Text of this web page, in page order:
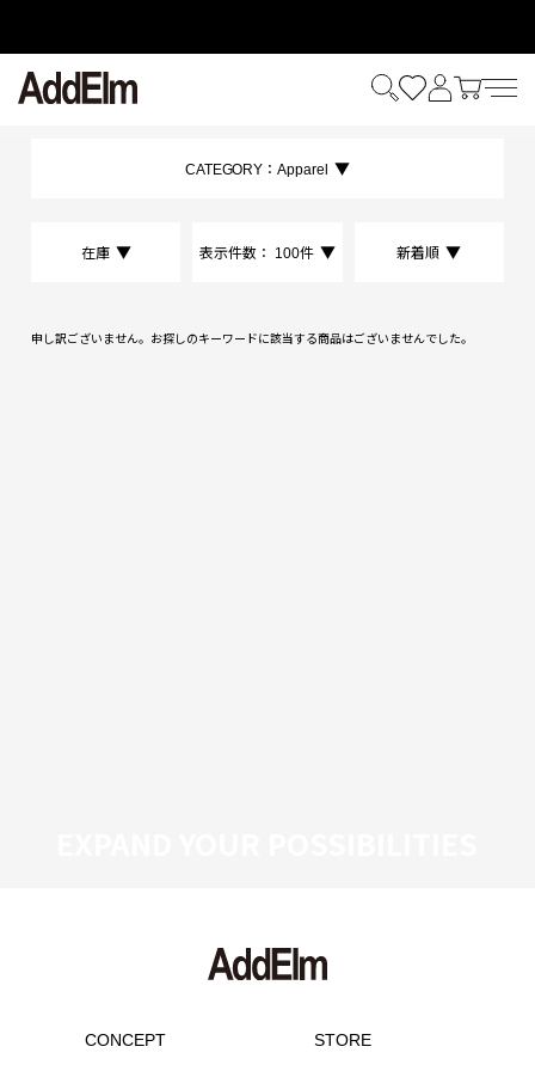
HOME ALL
CATEGORY：Apparel
在庫 表示件数： 100件 新着順
申し訳ございません。お探しのキーワードに該当する商品はございませんでした。
CONCEPT
STORE